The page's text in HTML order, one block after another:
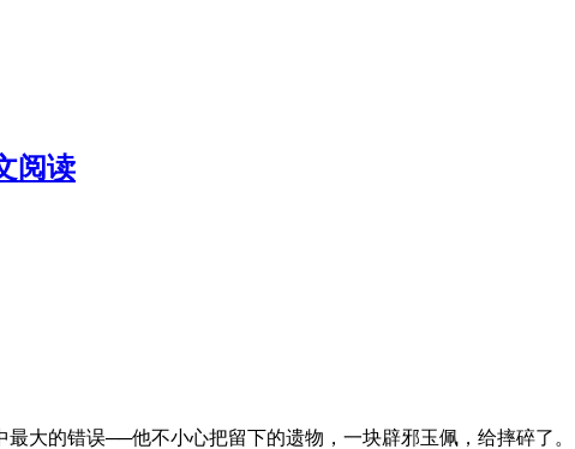
阅读
大的错误──他不小心把留下的遗物，一块辟邪玉佩，给摔碎了。